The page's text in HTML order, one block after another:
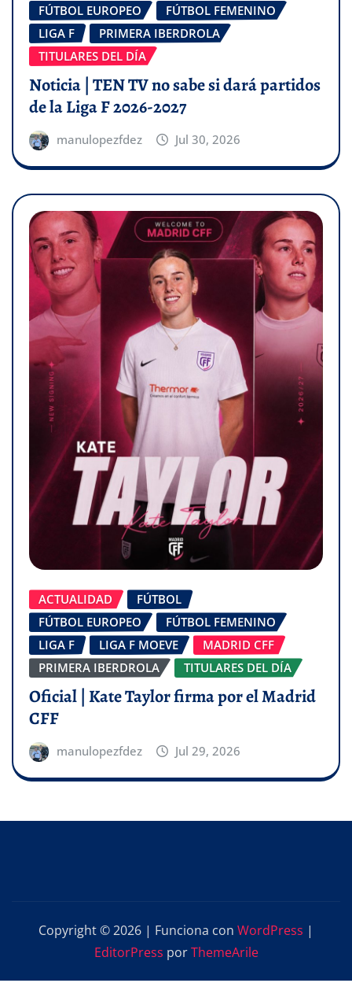
FÚTBOL EUROPEO
FÚTBOL FEMENINO
LIGA F
PRIMERA IBERDROLA
TITULARES DEL DÍA
Noticia | TEN TV no sabe si dará partidos
de la Liga F 2026-2027
manulopezfdez Jul 30, 2026
ACTUALIDAD
FÚTBOL
FÚTBOL EUROPEO
FÚTBOL FEMENINO
LIGA F
LIGA F MOEVE
MADRID CFF
PRIMERA IBERDROLA
TITULARES DEL DÍA
Oficial | Kate Taylor firma por el Madrid
CFF
manulopezfdez Jul 29, 2026
Copyright © 2026 | Funciona con WordPress |
EditorPress porThemeArile